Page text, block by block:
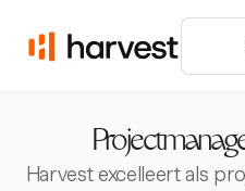
Harvest excelleert als